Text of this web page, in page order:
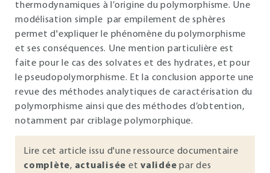
thermodynamiques à l’origine du polymorphisme. Une
modélisation simple par empilement de sphères
permet d'expliquer le phénomène du polymorphisme
et ses conséquences. Une mention particulière est
faite pour le cas des solvates et des hydrates, et pour
le pseudopolymorphisme. Et la conclusion apporte une
revue des méthodes analytiques de caractérisation du
polymorphisme ainsi que des méthodes d’obtention,
notamment par criblage polymorphique.
Lire cet article issu d'une ressource documentaire
complète, actualisée et validée par des